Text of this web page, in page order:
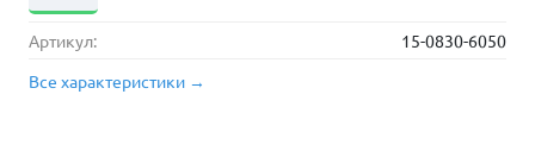
Артикул:
15-0830-6050
Все характеристики →